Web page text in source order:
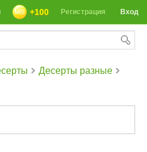
Вход
Регистрация
+100
Десерты разные